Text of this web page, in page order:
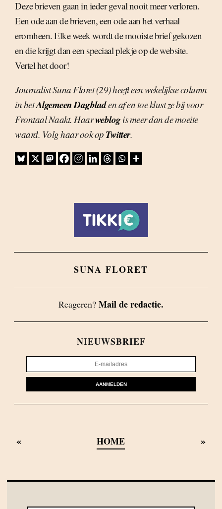
Deze brieven gaan in ieder geval nooit meer verloren.
Een ode aan de brieven, een ode aan het verhaal
eromheen. Elke week wordt de mooiste brief gekozen
en die krijgt dan een speciaal plekje op de website.
Vertel het door!
Journalist Suna Floret (29) heeft een wekelijkse column
in hetAlgemeen Dagbladen af en toe klust ze bij voor
Frontaal Naakt. Haarweblog is meer dan de moeite
waard. Volg haar ook op Twitter.
SUNA FLORET
Reageren? Mail de redactie.
NIEUWSBRIEF
AANMELDEN
« HOME »